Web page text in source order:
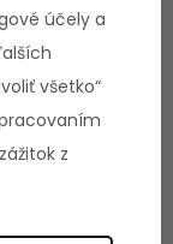
účely a
všetko“
z